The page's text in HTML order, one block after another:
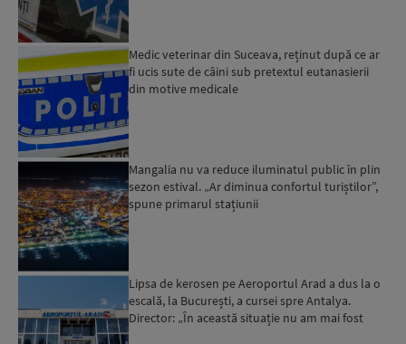
Medic veterinar din Suceava, reținut după ce ar
fi ucis sute de câini sub pretextul eutanasierii
din motive medicale
Mangalia nu va reduce iluminatul public în plin
sezon estival. „Ar diminua confortul turiștilor”,
spune primarul stațiunii
Lipsa de kerosen pe Aeroportul Arad a dus la o
escală, la București, a cursei spre Antalya.
Director: „În această situație nu am mai fost